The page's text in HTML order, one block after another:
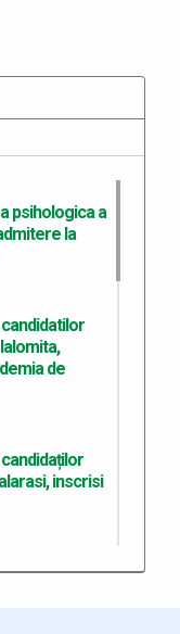
psihologica a
la
de
inscrisi